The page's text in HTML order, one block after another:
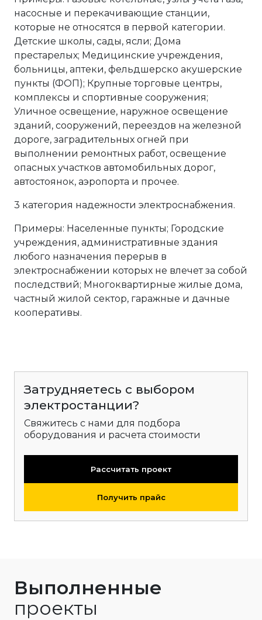
насосные и перекачивающие станции,
которые не относятся в первой категории.
Детские школы, сады, ясли; Дома
престарелых; Медицинские учреждения,
больницы, аптеки, фельдшерско акушерские
пункты (ФОП); Крупные торговые центры,
комплексы и спортивные сооружения;
Уличное освещение, наружное освещение
зданий, сооружений, переездов на железной
дороге, заградительных огней при
выполнении ремонтных работ, освещение
опасных участков автомобильных дорог,
автостоянок, аэропорта и прочее.
3 категория надежности электроснабжения.
Примеры: Населенные пункты; Городские
учреждения, административные здания
любого назначения перерыв в
электроснабжении которых не влечет за собой
последствий; Многоквартирные жилые дома,
частный жилой сектор, гаражные и дачные
кооперативы.
Затрудняетесь с выбором
электростанции?
Свяжитесь с нами для подбора
оборудования и расчета стоимости
Рассчитать проект
Получить прайс
Выполненные
проекты